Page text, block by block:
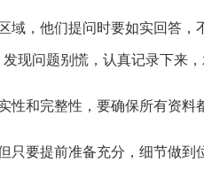
域，他们提问时要如实回答，
现问题别慌，认真记录下来，
性和完整性，要确保所有资料
只要提前准备充分，细节做